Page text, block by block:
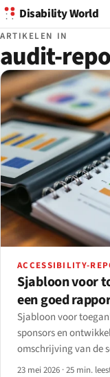
Disability World
ARTIKELEN IN
audit-
ACCESSIBILITY-
Sjabloon voor
een goed
Sjabloon voor
sponsors en
omschrijving van de
downloadbare
23 mei 2026 ·25 min.